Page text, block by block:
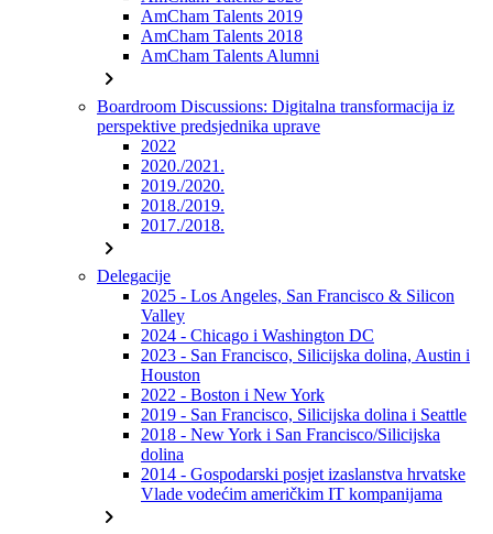
AmCham Talents 2019
AmCham Talents 2018
AmCham Talents Alumni
chevron_right
Boardroom Discussions: Digitalna transformacija iz
perspektive predsjednika uprave
2022
2020./2021.
2019./2020.
2018./2019.
2017./2018.
chevron_right
Delegacije
2025 - Los Angeles, San Francisco & Silicon
Valley
2024 - Chicago i Washington DC
2023 - San Francisco, Silicijska dolina, Austin i
Houston
2022 - Boston i New York
2019 - San Francisco, Silicijska dolina i Seattle
2018 - New York i San Francisco/Silicijska
dolina
2014 - Gospodarski posjet izaslanstva hrvatske
Vlade vodećim američkim IT kompanijama
chevron_right